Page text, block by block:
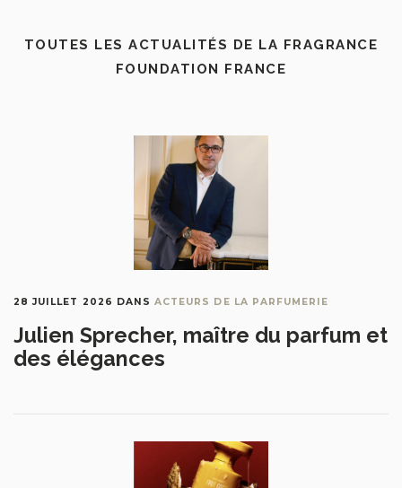
TOUTES LES ACTUALITÉS DE LA FRAGRANCE
FOUNDATION FRANCE
28 JUILLET 2026 DANSACTEURS DE LA PARFUMERIE
Julien Sprecher, maître du parfum et
des élégances